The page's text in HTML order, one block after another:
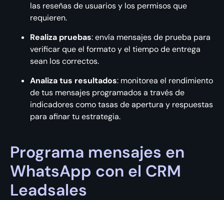
las reseñas de usuarios y los permisos que
requieren.
Realiza pruebas: envía mensajes de prueba para
verificar que el formato y el tiempo de entrega
sean los correctos.
Analiza tus resultados: monitorea el rendimiento
de tus mensajes programados a través de
indicadores como tasas de apertura y respuestas
para afinar tu estrategia.
Programa mensajes en
WhatsApp con el CRM
Leadsales